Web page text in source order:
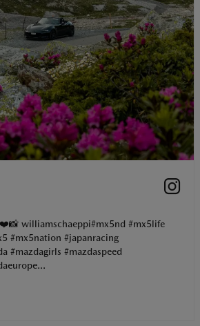
williamschaeppi#mx5nd #mx5life
#mx5nation #japanracing
#mazdagirls #mazdaspeed